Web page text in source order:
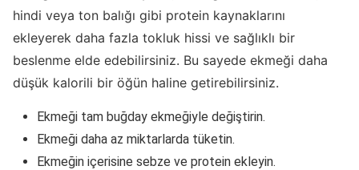
hindi veya ton balığı gibi protein kaynaklarını
ekleyerek daha fazla tokluk hissi ve sağlıklı bir
beslenme elde edebilirsiniz. Bu sayede ekmeği daha
düşük kalorili bir öğün haline getirebilirsiniz.
Ekmeği tam buğday ekmeğiyle değiştirin.
Ekmeği daha az miktarlarda tüketin.
Ekmeğin içerisine sebze ve protein ekleyin.